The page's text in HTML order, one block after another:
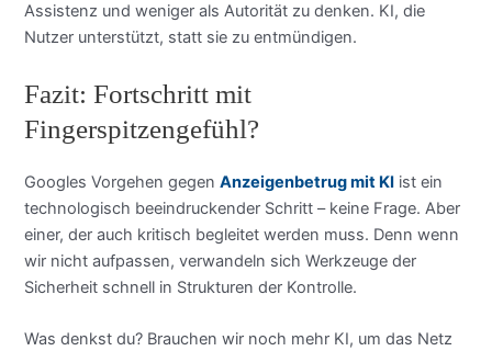
Assistenz und weniger als Autorität zu denken. KI, die
Nutzer unterstützt, statt sie zu entmündigen.
Fazit: Fortschritt mit
Fingerspitzengefühl?
Googles Vorgehen gegenAnzeigenbetrug mit KI ist ein
technologisch beeindruckender Schritt – keine Frage. Aber
einer, der auch kritisch begleitet werden muss. Denn wenn
wir nicht aufpassen, verwandeln sich Werkzeuge der
Sicherheit schnell in Strukturen der Kontrolle.
Was denkst du? Brauchen wir noch mehr KI, um das Netz